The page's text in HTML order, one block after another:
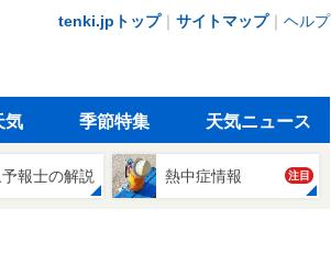
tenki.jpトップ｜ サイトマップ｜ ヘルプ
気 季節特集 天気ニュース
報士の解説 熱中症情報 注目